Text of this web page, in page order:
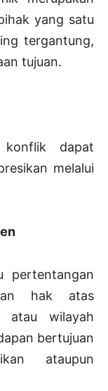
yang satu
tergantung,
tujuan.
dapat
melalui
pertentangan
hak atas
atau wilayah
bertujuan
ataupun